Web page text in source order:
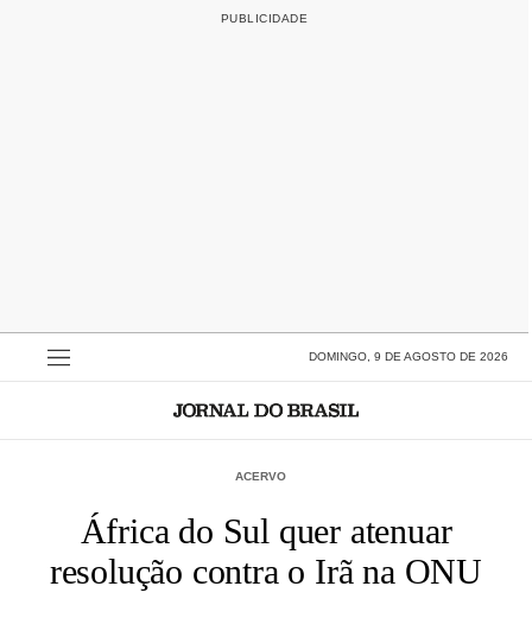
DOMINGO, 9 DE AGOSTO DE 2026
ACERVO
África do Sul quer atenuar
resolução contra o Irã na ONU